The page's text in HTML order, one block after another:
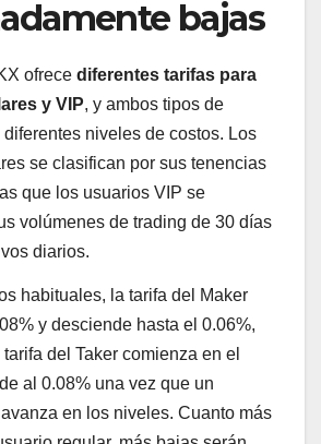
bajas
ofrece diferentes tarifas para
y VIP, y ambos tipos de
niveles de costos. Los
se clasifican por sus tenencias
que los usuarios VIP se
volúmenes de trading de 30 días
diarios.
habituales, la tarifa del Maker
y desciende hasta el 0.06%,
del Taker comienza en el
al 0.08% una vez que un
en los niveles. Cuanto más